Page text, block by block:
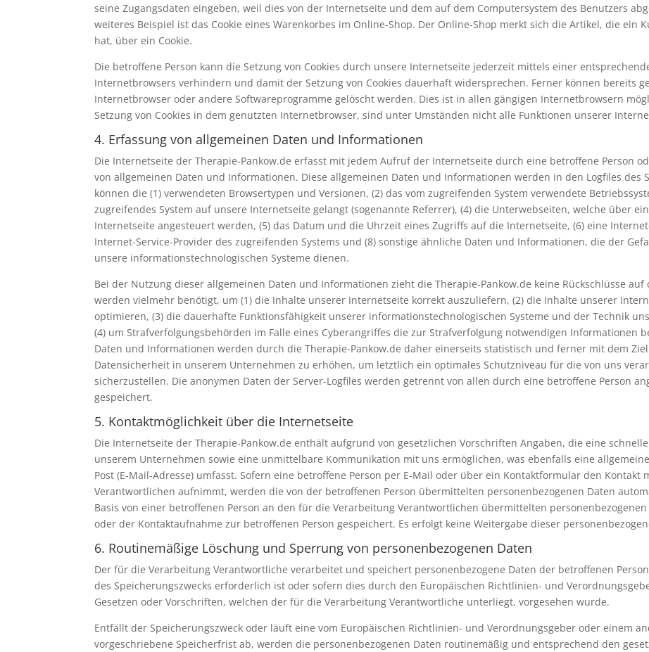
seine Zugangsdaten eingeben, weil dies von der Internetseite und dem auf dem Computersystem des Benutzers
weiteres Beispiel ist das Cookie eines Warenkorbes im Online-Shop. Der Online-Shop merkt sich die Artikel, die ein
hat, über ein Cookie.
Die betroffene Person kann die Setzung von Cookies durch unsere Internetseite jederzeit mittels einer
Internetbrowsers verhindern und damit der Setzung von Cookies dauerhaft widersprechen. Ferner können bereits
Internetbrowser oder andere Softwareprogramme gelöscht werden. Dies ist in allen gängigen Internetbrowsern
Setzung von Cookies in dem genutzten Internetbrowser, sind unter Umständen nicht alle Funktionen unserer
4. Erfassung von allgemeinen Daten und Informationen
Die Internetseite der Therapie-Pankow.de erfasst mit jedem Aufruf der Internetseite durch eine betroffene Person
von allgemeinen Daten und Informationen. Diese allgemeinen Daten und Informationen werden in den Logfiles des
können die (1) verwendeten Browsertypen und Versionen, (2) das vom zugreifenden System verwendete
zugreifendes System auf unsere Internetseite gelangt (sogenannte Referrer), (4) die Unterwebseiten, welche über
Internetseite angesteuert werden, (5) das Datum und die Uhrzeit eines Zugriffs auf die Internetseite, (6) eine
Internet-Service-Provider des zugreifenden Systems und (8) sonstige ähnliche Daten und Informationen, die der
unsere informationstechnologischen Systeme dienen.
Bei der Nutzung dieser allgemeinen Daten und Informationen zieht die Therapie-Pankow.de keine Rückschlüsse
werden vielmehr benötigt, um (1) die Inhalte unserer Internetseite korrekt auszuliefern, (2) die Inhalte unserer
optimieren, (3) die dauerhafte Funktionsfähigkeit unserer informationstechnologischen Systeme und der Technik
(4) um Strafverfolgungsbehörden im Falle eines Cyberangriffes die zur Strafverfolgung notwendigen Informationen
Daten und Informationen werden durch die Therapie-Pankow.de daher einerseits statistisch und ferner mit dem
Datensicherheit in unserem Unternehmen zu erhöhen, um letztlich ein optimales Schutzniveau für die von uns
sicherzustellen. Die anonymen Daten der Server-Logfiles werden getrennt von allen durch eine betroffene Person
gespeichert.
5. Kontaktmöglichkeit über die Internetseite
Die Internetseite der Therapie-Pankow.de enthält aufgrund von gesetzlichen Vorschriften Angaben, die eine
unserem Unternehmen sowie eine unmittelbare Kommunikation mit uns ermöglichen, was ebenfalls eine
Post (E-Mail-Adresse) umfasst. Sofern eine betroffene Person per E-Mail oder über ein Kontaktformular den
Verantwortlichen aufnimmt, werden die von der betroffenen Person übermittelten personenbezogenen Daten
Basis von einer betroffenen Person an den für die Verarbeitung Verantwortlichen übermittelten
oder der Kontaktaufnahme zur betroffenen Person gespeichert. Es erfolgt keine Weitergabe dieser
6. Routinemäßige Löschung und Sperrung von personenbezogenen Daten
Der für die Verarbeitung Verantwortliche verarbeitet und speichert personenbezogene Daten der betroffenen
des Speicherungszwecks erforderlich ist oder sofern dies durch den Europäischen Richtlinien- und
Gesetzen oder Vorschriften, welchen der für die Verarbeitung Verantwortliche unterliegt, vorgesehen wurde.
Entfällt der Speicherungszweck oder läuft eine vom Europäischen Richtlinien- und Verordnungsgeber oder einem
vorgeschriebene Speicherfrist ab, werden die personenbezogenen Daten routinemäßig und entsprechend den